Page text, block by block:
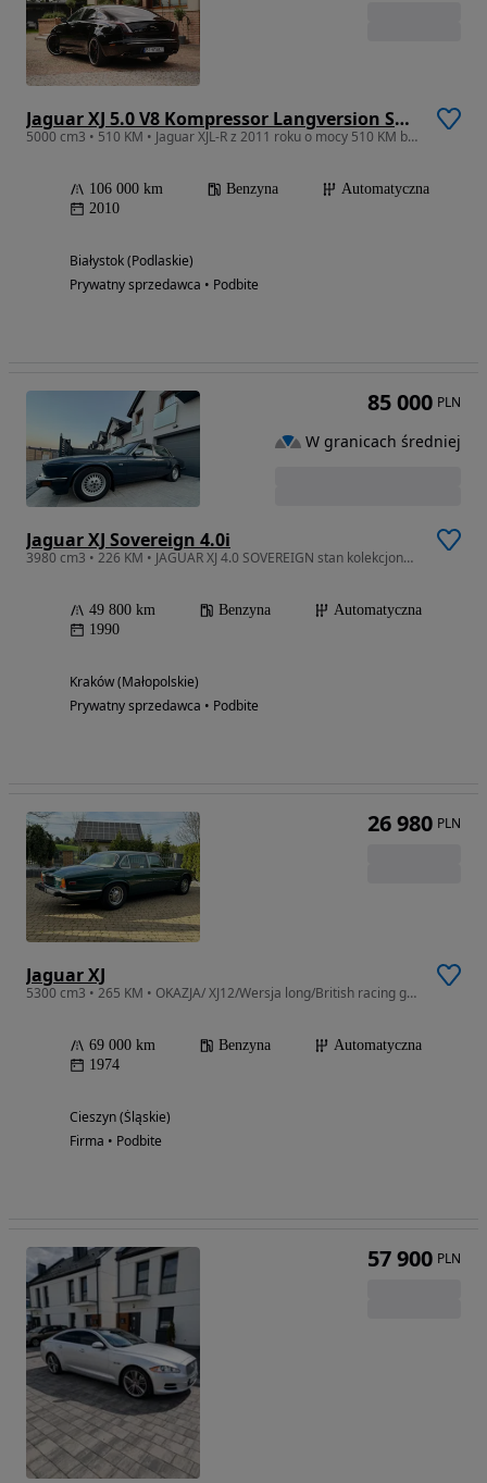
Jaguar XJ 5.0 V8 Kompressor Langversion Supersport
5000 cm3 • 510 KM • Jaguar XJL-R z 2011 roku o mocy 510 KM bEsTia - CzaRny KOT prywatnie
106 000 km Benzyna
Automatyczna
2010
Białystok (Podlaskie)
Prywatny sprzedawca • Podbite
Jaguar XJ Sovereign 4.0i
3980 cm3 • 226 KM • JAGUAR XJ 4.0 SOVEREIGN stan kolekcjonerski 49800km
49 800 km Benzyna
Automatyczna
1990
Kraków (Małopolskie)
Prywatny sprzedawca • Podbite
85 000 PLN
W granicach średniej
Jaguar XJ
5300 cm3 • 265 KM • OKAZJA/ XJ12/Wersja long/British racing green
69 000 km Benzyna
Automatyczna
1974
Cieszyn (Śląskie)
Firma • Podbite
26 980 PLN
57 900 PLN